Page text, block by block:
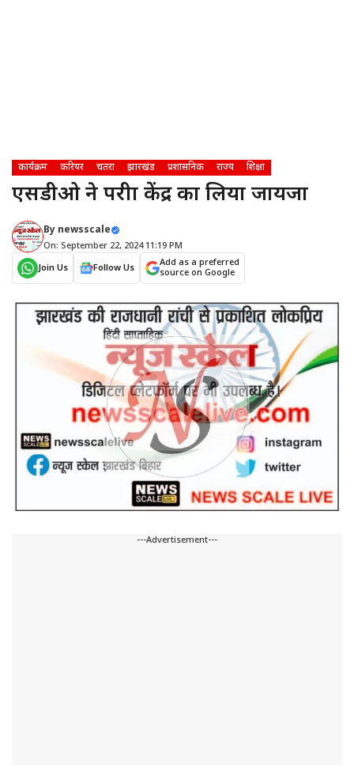
कार्यक्रम करियर चतरा झारखंड प्रशासनिक राज्य शिक्षा
एसडीओ ने परीक्षा केंद्र का लिया जायजा
By newsscale
On: September 22, 2024 11:19 PM
Join Us
Follow Us
Add as a preferred
source on Google
---Advertisement---